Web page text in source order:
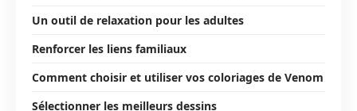
Un outil de relaxation pour les adultes
Renforcer les liens familiaux
Comment choisir et utiliser vos coloriages de Venom
Sélectionner les meilleurs dessins